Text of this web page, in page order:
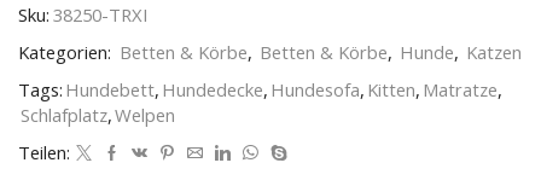
Sku: 38250-TRXI
Kategorien: Betten & Körbe, Betten & Körbe, Hunde, Katzen
Tags: Hundebett, Hundedecke, Hundesofa, Kitten, Matratze,
Schlafplatz,Welpen
Teilen: